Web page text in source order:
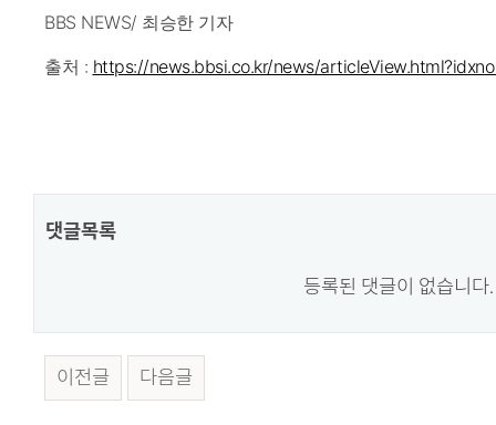
BBS NEWS/ 최승한 기자
출처 : https://news.bbsi.co.kr/news/
댓글목록
등록된 댓글이 없습니다.
이전글 다음글